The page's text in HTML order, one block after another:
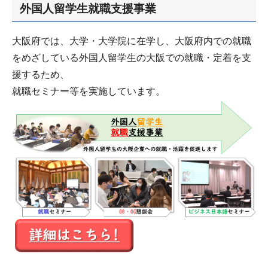
外国人留学生就職支援事業
大阪府では、大学・大学院に在学し、大阪府内での就職
をめざしている外国人留学生の大阪での就職・定着を支
援するため、
就職セミナー等を実施しています。